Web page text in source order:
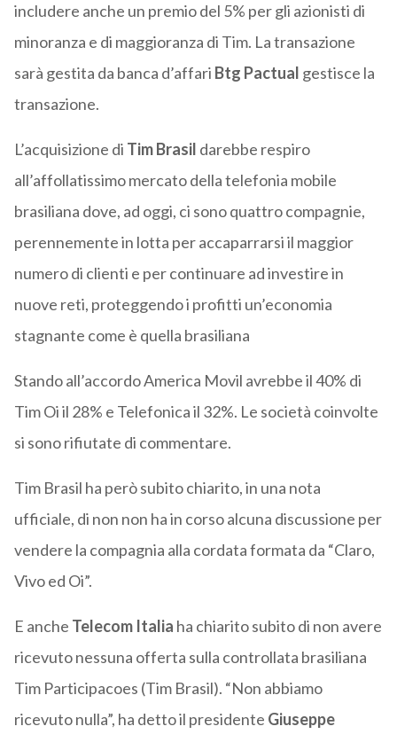
includere anche un premio del 5% per gli azionisti di
minoranza e di maggioranza di Tim. La transazione
sarà gestita da banca d’affari Btg Pactual gestisce la
transazione.
L’acquisizione di Tim Brasil darebbe respiro
all’affollatissimo mercato della telefonia mobile
brasiliana dove, ad oggi, ci sono quattro compagnie,
perennemente in lotta per accaparrarsi il maggior
numero di clienti e per continuare ad investire in
nuove reti, proteggendo i profitti un’economia
stagnante come è quella brasiliana
Stando all’accordo America Movil avrebbe il 40% di
Tim Oi il 28% e Telefonica il 32%. Le società coinvolte
si sono rifiutate di commentare.
Tim Brasil ha però subito chiarito, in una nota
ufficiale, di non non ha in corso alcuna discussione per
vendere la compagnia alla cordata formata da “Claro,
Vivo ed Oi”.
E anche Telecom Italia ha chiarito subito di non avere
ricevuto nessuna offerta sulla controllata brasiliana
Tim Participacoes (Tim Brasil). “Non abbiamo
ricevuto nulla”, ha detto il presidente Giuseppe